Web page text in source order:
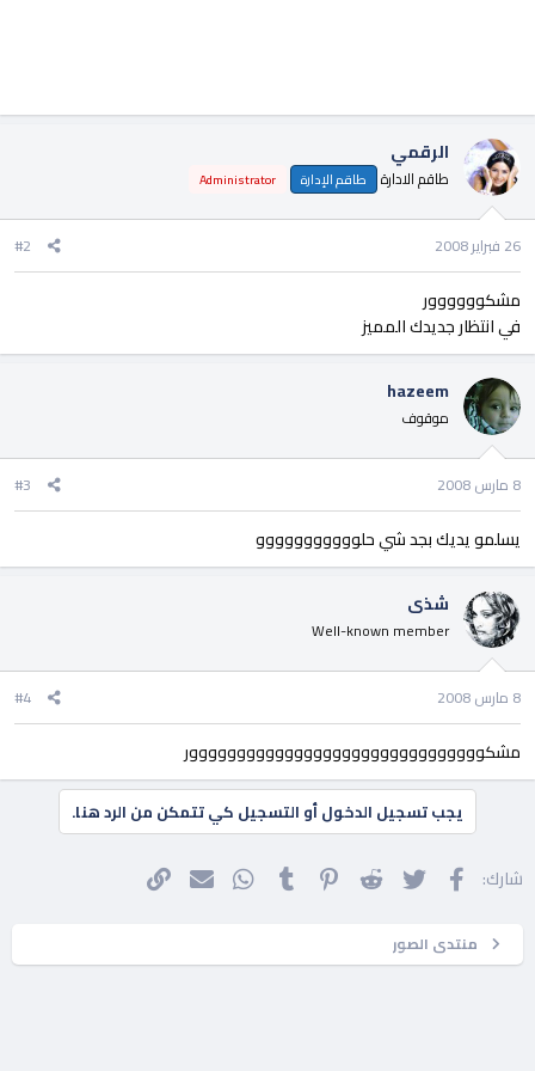
الرقمي
طاقم الادارة طاقم الإدارة Administrator
26 فبراير 2008 #2
مشكوووووور
في انتظار جديدك المميز
hazeem
موقوف
8 مارس 2008 #3
يسلمو يديك بجد شي حلووووووووووو
شذى
Well-known member
8 مارس 2008 #4
مشكووووووووووووووووووووووووووووووور
يجب تسجيل الدخول أو التسجيل كي تتمكن من الرد هنا.
شارك: فيسبوك تويتر Reddit
Pinterest
Tumblr
WhatsAppالبريد الإلكتروني
منتدى الصور